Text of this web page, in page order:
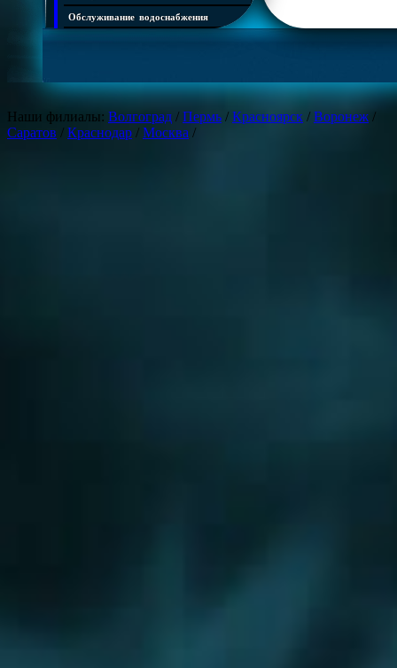
Обслуживание водоснабжения
Уфа
Балашиха
Наши филиалы: Волгоград / Пермь / Красноярск / Воронеж /
Саратов / Краснодар / Москва /